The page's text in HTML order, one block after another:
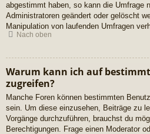
abgestimmt haben, so kann die Umfrage
Administratoren geändert oder gelöscht
Manipulation von laufenden Umfragen
Nach oben
Warum kann ich auf
zugreifen?
Manche Foren können bestimmten
sein. Um diese einzusehen, Beiträge zu
Vorgänge durchzuführen, brauchst du
Berechtigungen. Frage einen Moderator